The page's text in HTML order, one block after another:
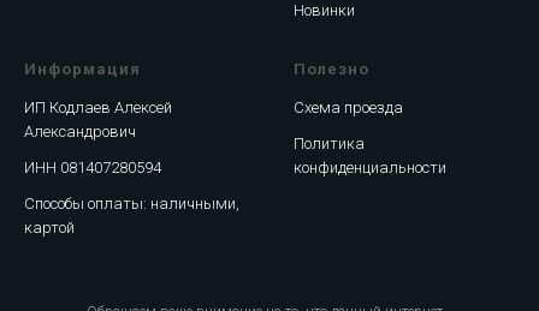
Новинки
Информация
ИП Кодлаев Алексей
Александрович
ИНН 081407280594
Способы оплаты: наличными,
картой
Полезно
Схема проезда
Политика
конфиденциальности